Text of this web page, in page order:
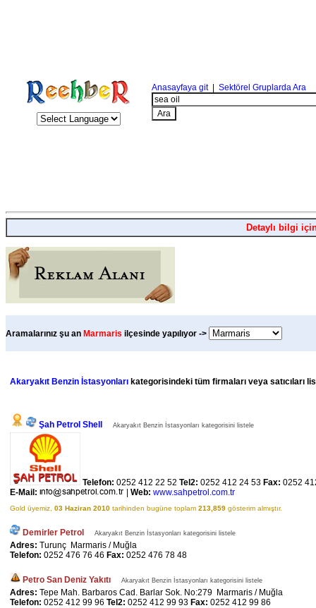
Anasayfaya git| Sektörel Gruplarda Ara
Detaylı bilgi
Aramalarınız şu an Marmaris ilçesinde yapılıyor ->
Akaryakıt Benzin İstasyonları kategorisindeki tüm firmaları veya satıcıları
Şah Petrol Shell Akaryakıt Benzin İstasyonları kategorisini listele
Telefon: 0252 412 22 52 Tel2: 0252 412 24 53 Fax: 0252
E-Mail:
Web: www.sahpetrol.com.tr
Gold üyemiz, 03 Haziran 2010 tarihinden bugüne toplam 213,859 gösterim almıştır.
Demirler Petrol Akaryakıt Benzin İstasyonları kategorisini listele
Adres: Turunç Marmaris / Muğla
Telefon: 0252 476 76 46 Fax: 0252 476 78 48
Petro San Deniz Yakıtı Akaryakıt Benzin İstasyonları kategorisini listele
Adres: Tepe Mah. Barbaros Cad. Barlar Sok. No:279 Marmaris / Muğla
Telefon: 0252 412 99 96 Tel2: 0252 412 99 93 Fax: 0252 412 99 86